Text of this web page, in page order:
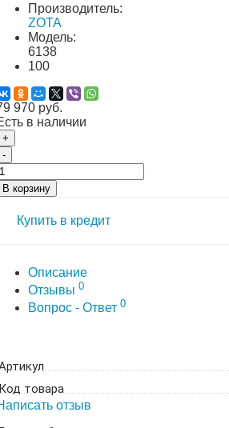
Производитель:
ZOTA
Модель:
6138
100
970 руб.
в наличии
+
-
В корзину
Купить в кредит
Описание
Отзывы 0
Вопрос - Ответ 0
товара
отзыв